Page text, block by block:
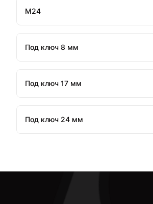
М24
Под ключ 8 мм
Под ключ 17 мм
Под ключ 24 мм